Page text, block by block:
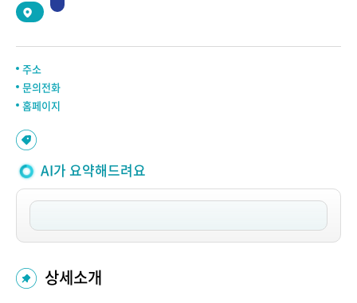
주소
문의전화
홈페이지
AI가 요약해드려요
상세소개